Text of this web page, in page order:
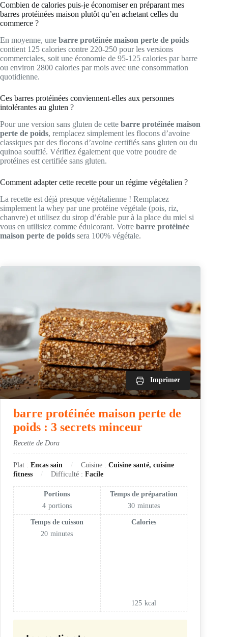
Combien de calories puis-je économiser en préparant mes
barres protéinées maison plutôt qu’en achetant celles du
commerce ?
En moyenne, une barre protéinée maison perte de poids
contient 125 calories contre 220-250 pour les versions
commerciales, soit une économie de 95-125 calories par barre
ou environ 2800 calories par mois avec une consommation
quotidienne.
Ces barres protéinées conviennent-elles aux personnes
intolérantes au gluten ?
Pour une version sans gluten de cette barre protéinée maison
perte de poids, remplacez simplement les flocons d’avoine
classiques par des flocons d’avoine certifiés sans gluten ou du
quinoa soufflé. Vérifiez également que votre poudre de
protéines est certifiée sans gluten.
Comment adapter cette recette pour un régime végétalien ?
La recette est déjà presque végétalienne ! Remplacez
simplement la whey par une protéine végétale (pois, riz,
chanvre) et utilisez du sirop d’érable pur à la place du miel si
vous en utilisiez comme édulcorant. Votre barre protéinée
maison perte de poids sera 100% végétale.
Imprimer
barre protéinée maison perte de
poids : 3 secrets minceur
Recette de Dora
Plat : Encas sain Cuisine : Cuisine santé, cuisine
fitness
Difficulté : Facile
Portions
4 portions
Temps de préparation
30 minutes
Temps de cuisson
20 minutes
Calories
125 kcal